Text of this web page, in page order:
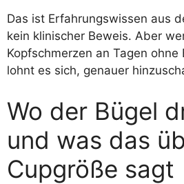
Das ist Erfahrungswissen aus
kein klinischer Beweis. Aber
Kopfschmerzen an Tagen ohne
lohnt es sich, genauer
Wo der Bügel
und was das
Cupgröße sagt